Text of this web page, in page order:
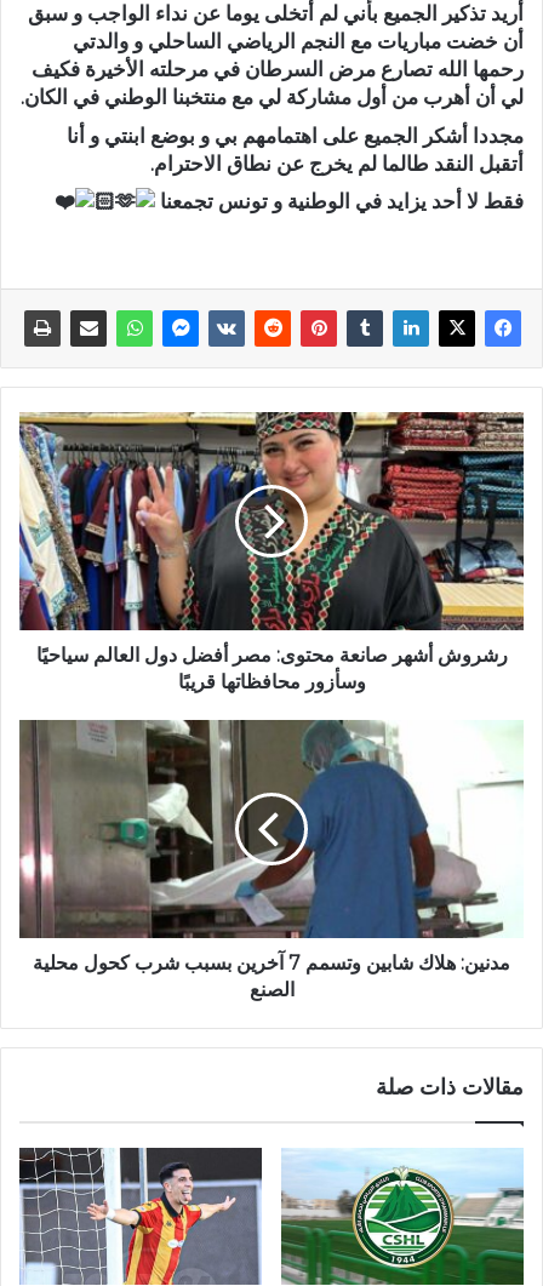
أريد تذكير الجميع بأني لم أتخلى يوما عن نداء الواجب و سبق
أن خضت مباريات مع النجم الرياضي الساحلي و والدتي
رحمها الله تصارع مرض السرطان في مرحلته الأخيرة فكيف
لي أن أهرب من أول مشاركة لي مع منتخبنا الوطني في الكان.
مجددا أشكر الجميع على اهتمامهم بي و بوضع ابنتي و أنا
أتقبل النقد طالما لم يخرج عن نطاق الاحترام.
فقط لا أحد يزايد في الوطنية و تونس تجمعنا
رشروش أشهر صانعة محتوى: مصر أفضل دول العالم سياحيًا
وسأزور محافظاتها قريبًا
مدنين: هلاك شابين وتسمم 7 آخرين بسبب شرب كحول محلية
الصنع
مقالات ذات صلة